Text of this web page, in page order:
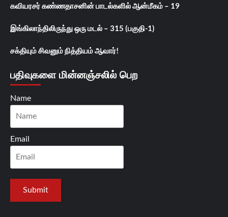
கவியரசர் கண்ணதாசனின் பாடல்களில் ஆன்மீகம் – 19
இங்கிலாந்திலிருந்து ஒரு மடல் – 315 (பகுதி-1)
சக்தியும் சிவனும் நித்தியம் ஆவார்!
பதிவுகளை மின்னஞ்சலில் பெற
Name
Email